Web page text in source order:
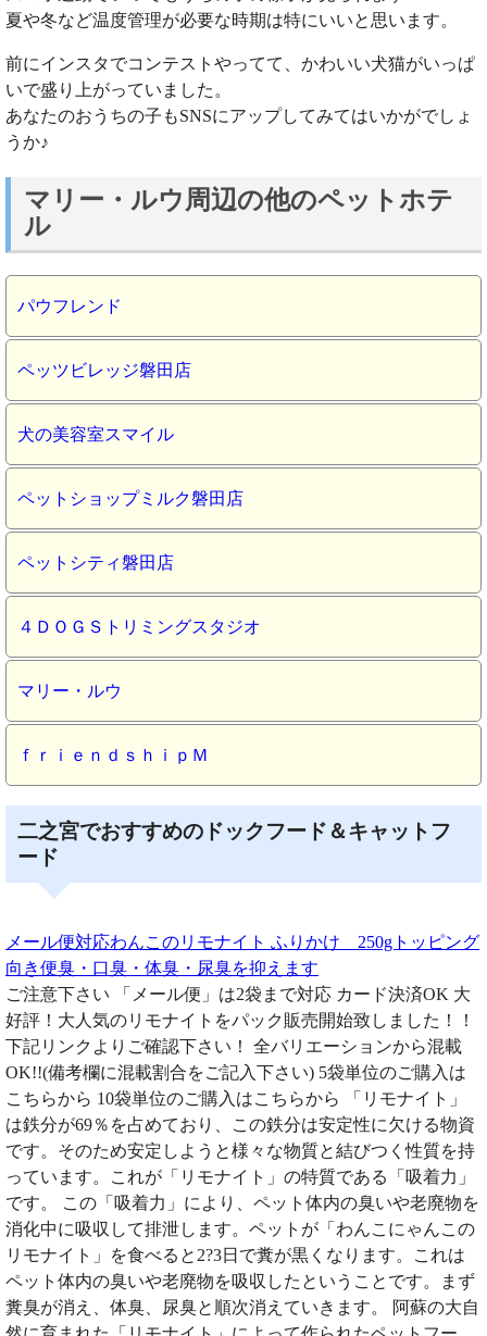
夏や冬など温度管理が必要な時期は特にいいと思います。
前にインスタでコンテストやってて、かわいい犬猫がいっぱ
いで盛り上がっていました。
あなたのおうちの子もSNSにアップしてみてはいかがでしょ
うか♪
マリー・ルウ周辺の他のペットホテ
ル
パウフレンド
ペッツビレッジ磐田店
犬の美容室スマイル
ペットショップミルク磐田店
ペットシティ磐田店
４ＤＯＧＳトリミングスタジオ
マリー・ルウ
ｆｒｉｅｎｄｓｈｉｐＭ
二之宮でおすすめのドックフード＆キャットフ
ード
メール便対応わんこのリモナイト ふりかけ 250gトッピング
向き便臭・口臭・体臭・尿臭を抑えます
ご注意下さい 「メール便」は2袋まで対応 カード決済OK 大
好評！大人気のリモナイトをパック販売開始致しました！！
下記リンクよりご確認下さい！ 全バリエーションから混載
OK!!(備考欄に混載割合をご記入下さい) 5袋単位のご購入は
こちらから 10袋単位のご購入はこちらから 「リモナイト」
は鉄分が69％を占めており、この鉄分は安定性に欠ける物資
です。そのため安定しようと様々な物質と結びつく性質を持
っています。これが「リモナイト」の特質である「吸着力」
です。 この「吸着力」により、ペット体内の臭いや老廃物を
消化中に吸収して排泄します。ペットが「わんこにゃんこの
リモナイト」を食べると2?3日で糞が黒くなります。これは
ペット体内の臭いや老廃物を吸収したということです。まず
糞臭が消え、体臭、尿臭と順次消えていきます。 阿蘇の大自